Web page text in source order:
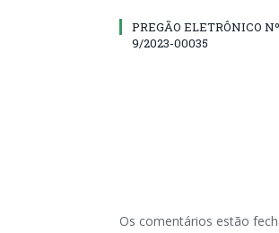
PREGÃO ELETRÔNICO Nº
9/2023-00035
Os comentários estão